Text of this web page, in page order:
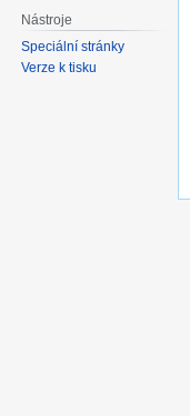
Nástroje
Speciální stránky
Verze k tisku